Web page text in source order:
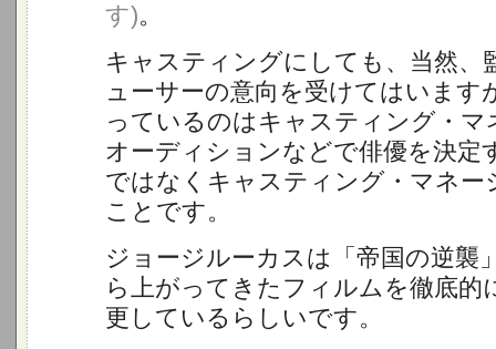
す)。
キャスティングにしても、当然、
ューサーの意向を受けてはいます
っているのはキャスティング・マ
オーディションなどで俳優を決定
ではなくキャスティング・マネー
ことです。
ジョージルーカスは「帝国の逆襲
ら上がってきたフィルムを徹底的
更しているらしいです。